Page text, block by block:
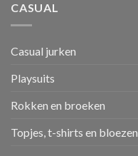
CASUAL
Casual jurken
Playsuits
Rokken en broeken
Topjes, t-shirts en bloezen